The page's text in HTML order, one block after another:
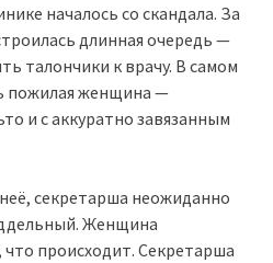
началось со скандала. За
длинная очередь —
талончики к врачу. В самом
пожилая женщина —
и с аккуратно завязанным
секретарша неожиданно
Женщина
что происходит. Секретарша